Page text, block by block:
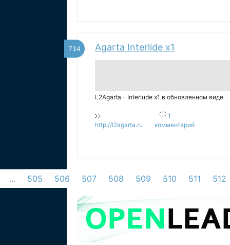
734 Agarta Interlide x1
L2Agarta - Interlude x1 в обновленном виде
http://l2agarta.ru
1
комментарий
... 505 506 507 508 509 510 511 512